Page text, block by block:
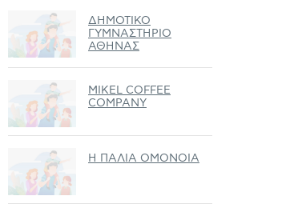
ΔΗΜΟΤΙΚΟ
ΓΥΜΝΑΣΤΗΡΙΟ
ΑΘΗΝΑΣ
MIKEL COFFEE
COMPANY
Η ΠΑΛΙΑ ΟΜΟΝΟΙΑ